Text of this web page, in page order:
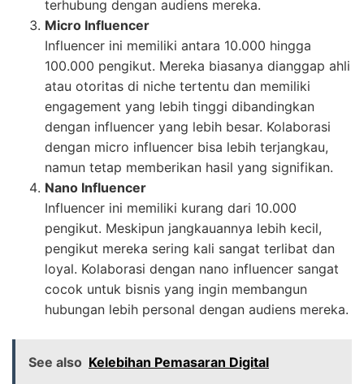
terhubung dengan audiens mereka.
Micro Influencer
Influencer ini memiliki antara 10.000 hingga
100.000 pengikut. Mereka biasanya dianggap ahli
atau otoritas di niche tertentu dan memiliki
engagement yang lebih tinggi dibandingkan
dengan influencer yang lebih besar. Kolaborasi
dengan micro influencer bisa lebih terjangkau,
namun tetap memberikan hasil yang signifikan.
Nano Influencer
Influencer ini memiliki kurang dari 10.000
pengikut. Meskipun jangkauannya lebih kecil,
pengikut mereka sering kali sangat terlibat dan
loyal. Kolaborasi dengan nano influencer sangat
cocok untuk bisnis yang ingin membangun
hubungan lebih personal dengan audiens mereka.
See also Kelebihan Pemasaran Digital